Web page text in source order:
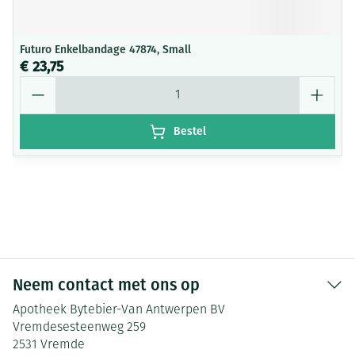
Futuro Enkelbandage 47874, Small
€ 23,75
Bestel
Neem contact met ons op
Apotheek Bytebier-Van Antwerpen BV
Vremdesesteenweg 259
2531 Vremde